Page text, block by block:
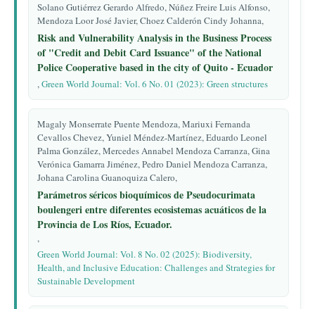
Solano Gutiérrez Gerardo Alfredo, Núñez Freire Luis Alfonso,
Mendoza Loor José Javier, Choez Calderón Cindy Johanna,
Risk and Vulnerability Analysis in the Business Process
of "Credit and Debit Card Issuance" of the National
Police Cooperative based in the city of Quito - Ecuador
,Green World Journal: Vol. 6 No. 01 (2023): Green structures
Magaly Monserrate Puente Mendoza, Mariuxi Fernanda
Cevallos Chevez, Yuniel Méndez-Martínez, Eduardo Leonel
Palma González, Mercedes Annabel Mendoza Carranza, Gina
Verónica Gamarra Jiménez, Pedro Daniel Mendoza Carranza,
Johana Carolina Guanoquiza Calero,
Parámetros séricos bioquímicos de Pseudocurimata
boulengeri entre diferentes ecosistemas acuáticos de la
Provincia de Los Ríos, Ecuador.
,
Green World Journal: Vol. 8 No. 02 (2025): Biodiversity,
Health, and Inclusive Education: Challenges and Strategies for
Sustainable Development